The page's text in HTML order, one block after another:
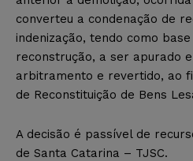
converteu a condenação de
indenização, tendo como
reconstrução, a ser apurado
arbitramento e revertido, ao
de Reconstituição de Bens
A decisão é passível de
de Santa Catarina – TJSC.